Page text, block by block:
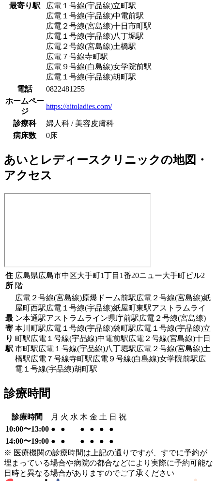
最寄り駅
広電１号線(宇品線)立町駅
広電１号線(宇品線)中電前駅
広電２号線(宮島線)十日市町駅
広電１号線(宇品線)八丁堀駅
広電２号線(宮島線)土橋駅
広電７号線寺町駅
広電９号線(白島線)女学院前駅
広電１号線(宇品線)胡町駅
電話
0822481255
ホームペー
ジ
https://aitoladies.com/
診療科
婦人科 / 美容皮膚科
病床数
0床
あいとレディースクリニックの地図・
アクセス
住
所
広島県広島市中区大手町1丁目1番20ニュー大手町ビル2
階
最
寄
り
駅
広電２号線(宮島線)原爆ドーム前駅広電２号線(宮島線)紙
屋町西駅広電１号線(宇品線)紙屋町東駅アストラムライ
ン本通駅アストラムライン県庁前駅広電２号線(宮島線)
本川町駅広電１号線(宇品線)袋町駅広電１号線(宇品線)立
町駅広電１号線(宇品線)中電前駅広電２号線(宮島線)十日
市町駅広電１号線(宇品線)八丁堀駅広電２号線(宮島線)土
橋駅広電７号線寺町駅広電９号線(白島線)女学院前駅広
電１号線(宇品線)胡町駅
診療時間
診療時間 月 火 水 木 金 土 日 祝
10:00〜13:00 ● ● ● ● ●
●
14:00〜19:00 ● ● ● ● ●
●
※ 医療機関の診療時間は上記の通りですが、すでに予約が
埋まっている場合や病院の都合などにより実際に予約可能な
日時と異なる場合がありますのでご了承ください